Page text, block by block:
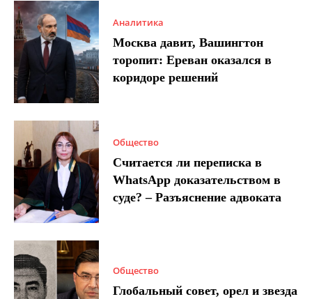
Аналитика
Москва давит, Вашингтон
торопит: Ереван оказался в
коридоре решений
Общество
Считается ли переписка в
WhatsApp доказательством в
суде? – Разъяснение адвоката
Общество
Глобальный совет, орел и звезда